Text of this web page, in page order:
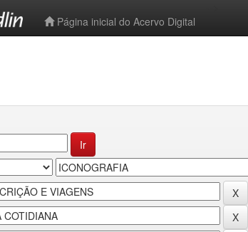
Página inicial do Acervo Digital